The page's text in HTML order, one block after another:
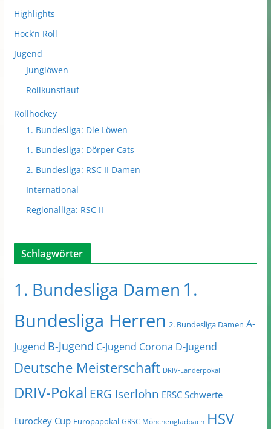
Highlights
Hock’n Roll
Jugend
Junglöwen
Rollkunstlauf
Rollhockey
1. Bundesliga: Die Löwen
1. Bundesliga: Dörper Cats
2. Bundesliga: RSC II Damen
International
Regionalliga: RSC II
Schlagwörter
1. Bundesliga Damen 1.
Bundesliga Herren 2. Bundesliga Damen A-
Jugend B-Jugend C-Jugend Corona D-Jugend
Deutsche Meisterschaft DRIV-Länderpokal
DRIV-Pokal ERG Iserlohn ERSC Schwerte
Eurockey Cup Europapokal GRSC Mönchengladbach HSV